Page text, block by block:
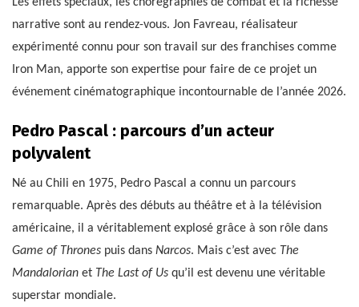
Les effets spéciaux, les chorégraphies de combat et la richesse
narrative sont au rendez-vous. Jon Favreau, réalisateur
expérimenté connu pour son travail sur des franchises comme
Iron Man, apporte son expertise pour faire de ce projet un
événement cinématographique incontournable de l’année 2026.
Pedro Pascal : parcours d’un acteur
polyvalent
Né au Chili en 1975, Pedro Pascal a connu un parcours
remarquable. Après des débuts au théâtre et à la télévision
américaine, il a véritablement explosé grâce à son rôle dans
Game of Thrones puis dans Narcos. Mais c’est avec The
Mandalorian et The Last of Us qu’il est devenu une véritable
superstar mondiale.